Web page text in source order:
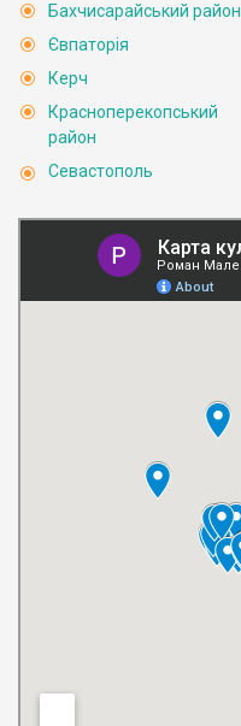
Бахчисарайський район
Євпаторія
Керч
Красноперекопський
район
Севастополь